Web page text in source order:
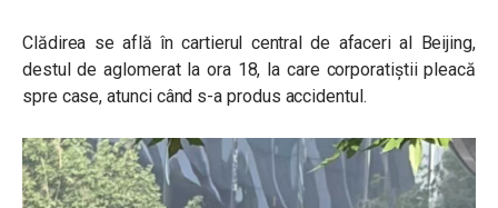
Clădirea se află în cartierul central de afaceri al Beijing,
destul de aglomerat la ora 18, la care corporatiștii pleacă
spre case, atunci când s-a produs accidentul.